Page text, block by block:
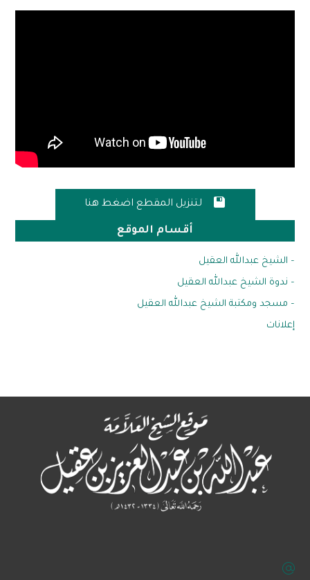
 لتنزيل المقطع اضغط هنا
أقسام الموقع
– الشيخ عبدالله العقيل
– ندوة الشيخ عبدالله العقيل
– مسجد ومكتبة الشيخ عبدالله العقيل
إعلانات